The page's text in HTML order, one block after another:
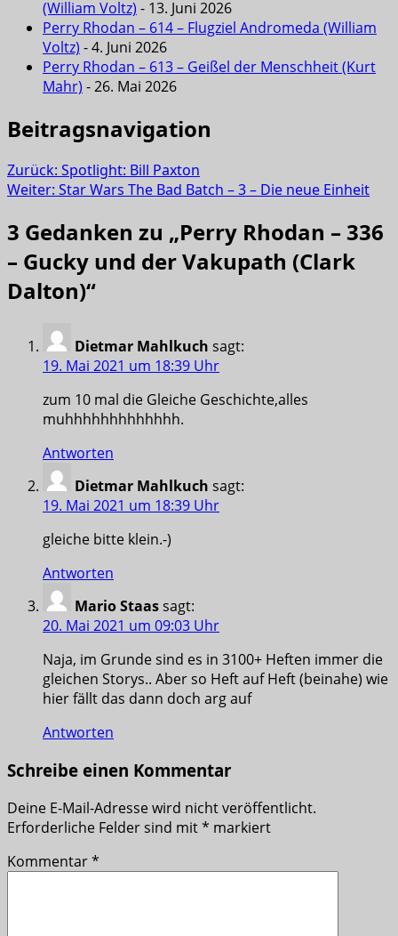
(William Voltz) - 13. Juni 2026
Perry Rhodan – 614 – Flugziel Andromeda (William
Voltz) - 4. Juni 2026
Perry Rhodan – 613 – Geißel der Menschheit (Kurt
Mahr) - 26. Mai 2026
Beitragsnavigation
Zurück: Spotlight: Bill Paxton
Weiter: Star Wars The Bad Batch – 3 – Die neue Einheit
3 Gedanken zu „Perry Rhodan – 336
– Gucky und der Vakupath (Clark
Dalton)“
Dietmar Mahlkuch sagt:
19. Mai 2021 um 18:39 Uhr
zum 10 mal die Gleiche Geschichte,alles
muhhhhhhhhhhhhh.
Antworten
Dietmar Mahlkuch sagt:
19. Mai 2021 um 18:39 Uhr
gleiche bitte klein.-)
Antworten
Mario Staassagt:
20. Mai 2021 um 09:03 Uhr
Naja, im Grunde sind es in 3100+ Heften immer die
gleichen Storys.. Aber so Heft auf Heft (beinahe) wie
hier fällt das dann doch arg auf
Antworten
Schreibe einen Kommentar
Deine E-Mail-Adresse wird nicht veröffentlicht.
Erforderliche Felder sind mit* markiert
Kommentar*